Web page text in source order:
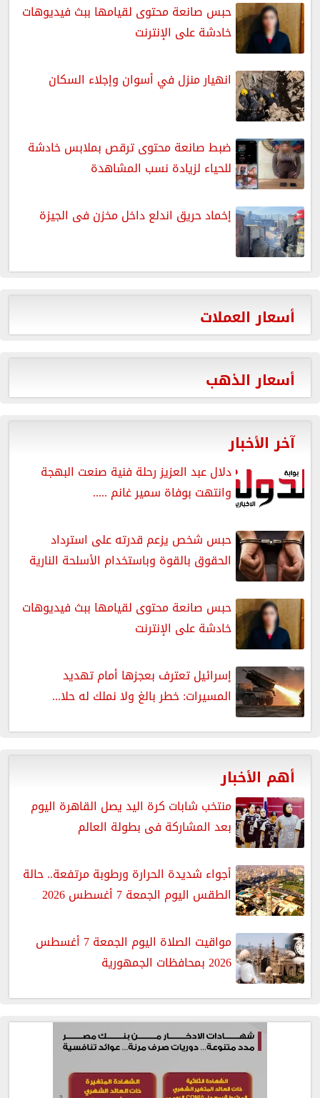
حبس صانعة محتوى لقيامها ببث فيديوهات
خادشة على الإنترنت
انهيار منزل في أسوان وإجلاء السكان
ضبط صانعة محتوى ترقص بملابس خادشة
للحياء لزيادة نسب المشاهدة
إخماد حريق اندلع داخل مخزن فى الجيزة
أسعار العملات
أسعار الذهب
آخر الأخبار
دلال عبد العزيز رحلة فنية صنعت البهجة
وانتهت بوفاة سمير غانم .....
حبس شخص يزعم قدرته على استرداد
الحقوق بالقوة وباستخدام الأسلحة النارية
حبس صانعة محتوى لقيامها ببث فيديوهات
خادشة على الإنترنت
إسرائيل تعترف بعجزها أمام تهديد
المسيرات: خطر بالغ ولا نملك له حلا...
أهم الأخبار
منتخب شابات كرة اليد يصل القاهرة اليوم
بعد المشاركة فى بطولة العالم
أجواء شديدة الحرارة ورطوبة مرتفعة.. حالة
الطقس اليوم الجمعة 7 أغسطس 2026
مواقيت الصلاة اليوم الجمعة 7 أغسطس
2026 بمحافظات الجمهورية